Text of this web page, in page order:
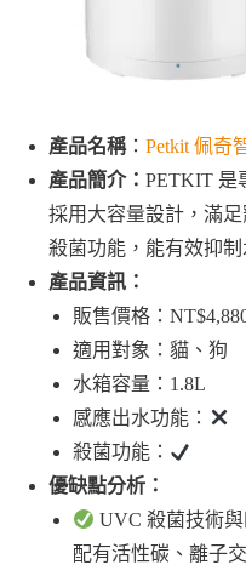
產品名稱： Petkit 佩奇
產品簡介： PETKIT 是
採用大容量設計，滿
殺菌功能，能有效抑
產品資訊：
販售價格：
適用對象：貓、狗
水箱容量：1.8L
感應出水功能：
殺菌功能：
優缺點分析：
UVC 殺菌技術
配有活性碳、離子